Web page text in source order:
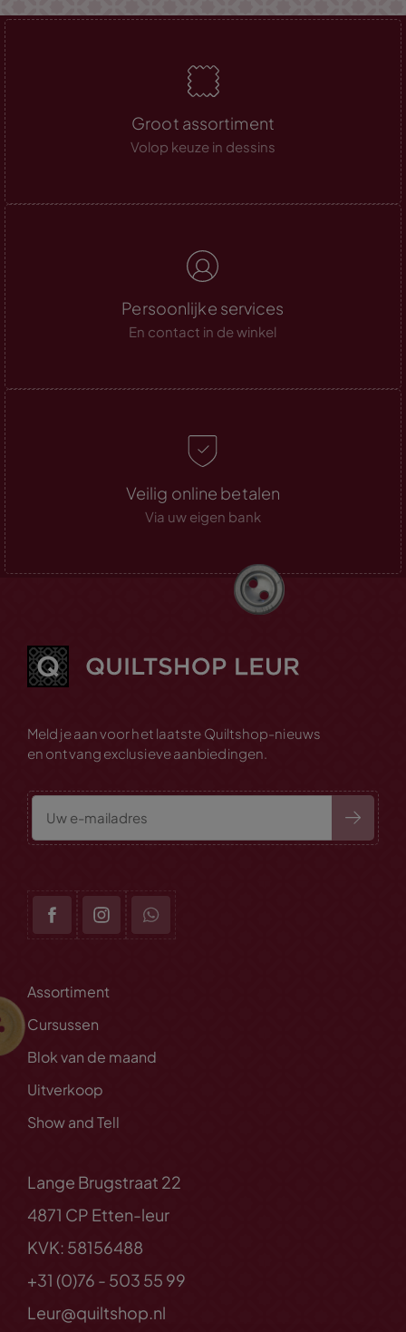
Groot assortiment
Volop keuze in dessins
Persoonlijke services
En contact in de winkel
Veilig online betalen
Via uw eigen bank
Meld je aan voor het laatste Quiltshop-nieuws
en ontvang exclusieve aanbiedingen.
Assortiment
Cursussen
Blok van de maand
Uitverkoop
Show and Tell
Lange Brugstraat 22
4871 CP Etten-leur
KVK: 58156488
+31 (0)76 - 503 55 99
Leur@quiltshop.nl